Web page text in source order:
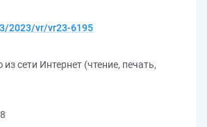
2023/vr/vr23-6195
сети Интернет (чтение, печать,